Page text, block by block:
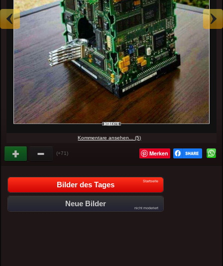
Kommentare ansehen... (5)
(+71) Merken
Bilder des Tages Startseite
Neue Bilder
nicht moderiert